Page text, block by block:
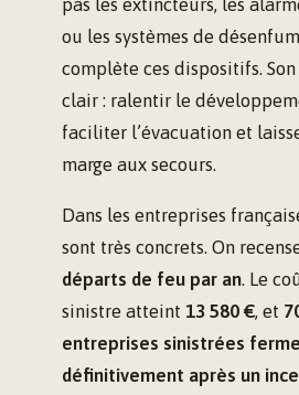
pas les extincteurs, les
ou les systèmes de
complète ces dispositifs.
clair : ralentir le
faciliter l’évacuation et
marge aux secours.
Dans les entreprises
sont très concrets. On
départs de feu par an. Le
sinistre atteint 13 580 €, et
entreprises sinistrées
définitivement après un